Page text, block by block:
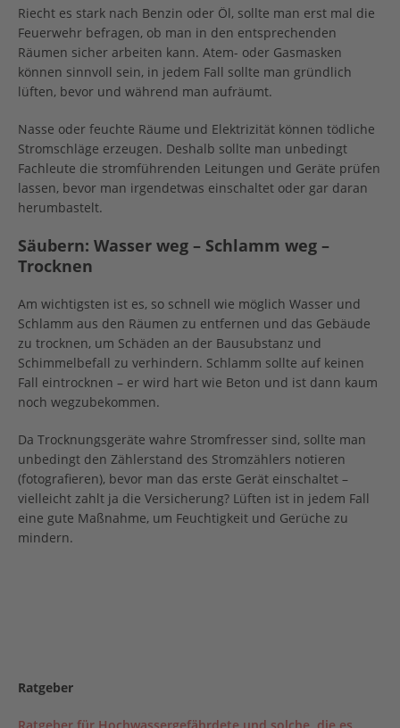
Riecht es stark nach Benzin oder Öl, sollte man erst mal die
Feuerwehr befragen, ob man in den entsprechenden
Räumen sicher arbeiten kann. Atem- oder Gasmasken
können sinnvoll sein, in jedem Fall sollte man gründlich
lüften, bevor und während man aufräumt.
Nasse oder feuchte Räume und Elektrizität können tödliche
Stromschläge erzeugen. Deshalb sollte man unbedingt
Fachleute die stromführenden Leitungen und Geräte prüfen
lassen, bevor man irgendetwas einschaltet oder gar daran
herumbastelt.
Säubern: Wasser weg – Schlamm weg –
Trocknen
Am wichtigsten ist es, so schnell wie möglich Wasser und
Schlamm aus den Räumen zu entfernen und das Gebäude
zu trocknen, um Schäden an der Bausubstanz und
Schimmelbefall zu verhindern. Schlamm sollte auf keinen
Fall eintrocknen – er wird hart wie Beton und ist dann kaum
noch wegzubekommen.
Da Trocknungsgeräte wahre Stromfresser sind, sollte man
unbedingt den Zählerstand des Stromzählers notieren
(fotografieren), bevor man das erste Gerät einschaltet –
vielleicht zahlt ja die Versicherung? Lüften ist in jedem Fall
eine gute Maßnahme, um Feuchtigkeit und Gerüche zu
mindern.
Ratgeber